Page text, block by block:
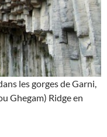
les gorges de Garni,
Ghegam) Ridge en